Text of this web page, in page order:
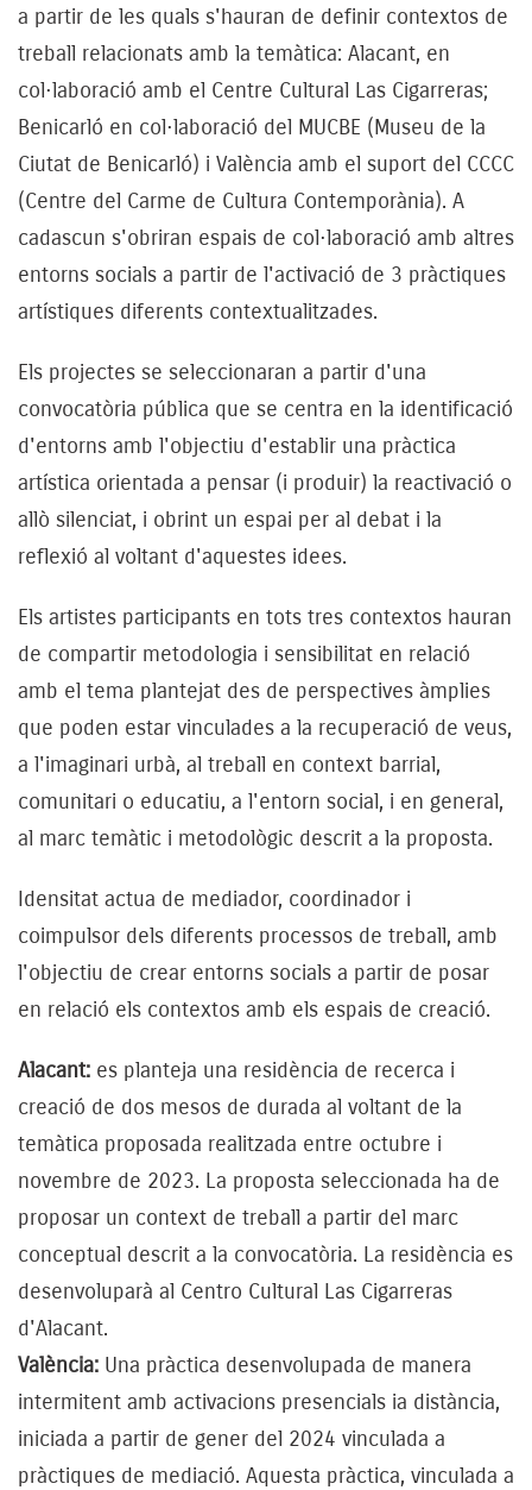
a partir de les quals s'hauran de definir contextos de
treball relacionats amb la temàtica: Alacant, en
col·laboració amb el Centre Cultural Las Cigarreras;
Benicarló en col·laboració del MUCBE (Museu de la
Ciutat de Benicarló) i València amb el suport del CCCC
(Centre del Carme de Cultura Contemporània). A
cadascun s'obriran espais de col·laboració amb altres
entorns socials a partir de l'activació de 3 pràctiques
artístiques diferents contextualitzades.
Els projectes se seleccionaran a partir d'una
convocatòria pública que se centra en la identificació
d'entorns amb l'objectiu d'establir una pràctica
artística orientada a pensar (i produir) la reactivació o
allò silenciat, i obrint un espai per al debat i la
reflexió al voltant d'aquestes idees.
Els artistes participants en tots tres contextos hauran
de compartir metodologia i sensibilitat en relació
amb el tema plantejat des de perspectives àmplies
que poden estar vinculades a la recuperació de veus,
a l'imaginari urbà, al treball en context barrial,
comunitari o educatiu, a l'entorn social, i en general,
al marc temàtic i metodològic descrit a la proposta.
Idensitat actua de mediador, coordinador i
coimpulsor dels diferents processos de treball, amb
l'objectiu de crear entorns socials a partir de posar
en relació els contextos amb els espais de creació.
Alacant: es planteja una residència de recerca i
creació de dos mesos de durada al voltant de la
temàtica proposada realitzada entre octubre i
novembre de 2023. La proposta seleccionada ha de
proposar un context de treball a partir del marc
conceptual descrit a la convocatòria. La residència es
desenvoluparà al Centro Cultural Las Cigarreras
d'Alacant.
València: Una pràctica desenvolupada de manera
intermitent amb activacions presencials ia distància,
iniciada a partir de gener del 2024 vinculada a
pràctiques de mediació. Aquesta pràctica, vinculada a